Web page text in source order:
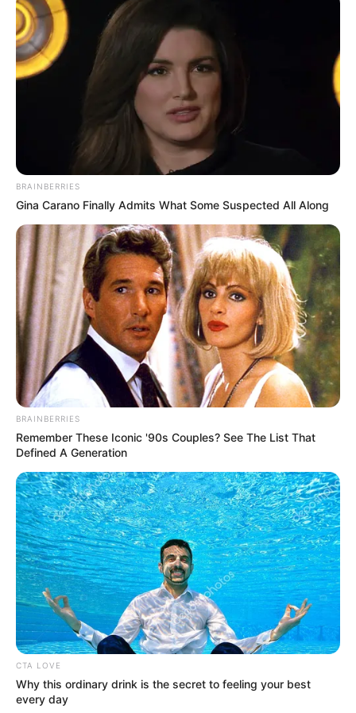
ГАРЯЧI ПОДІЇ
Біля посольства РФ у Празі активісти
висловили підтримку ув’язненому у
Криму журналісту Владиславу
Єсипенку
20.04.2021
Під вечір 19 квітня у Празі на площі Бориса
Нємцова під посольством Росії у Чехії близько 50
місцевих громадських активістів виступили проти
політики Путіна. Демонстранти засудили втручання
Кремля у внутрішні…
BRAINBERRIES
Gina Carano Finally Admits What Some Suspected All Along
BRAINBERRIES
Remember These Iconic '90s Couples? See The List That
Defined A Generation
CTA LOVE
Why this ordinary drink is the secret to feeling your best
every day